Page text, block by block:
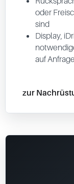
oder
sind
Display,
auf Anfrage
zur